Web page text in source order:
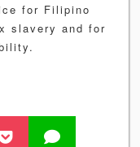
for Filipino
slavery and for